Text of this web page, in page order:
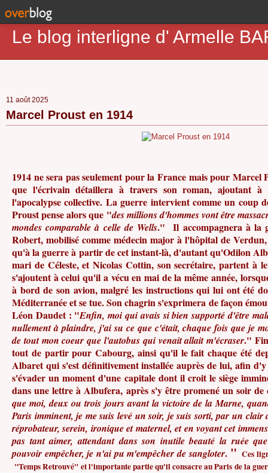
Le blog interligne d' Armelle
11 août 2025
Marcel Proust en 1914
1914 ne sera pas seulement pour la France mais pour Marcel
que l'écrivain détaillera à travers son roman, ajoutant à
l'apocalypse collective. La guerre intervient comme un coup
Proust pense alors que "des millions d'hommes vont être
mondes comparable à celle de Wells." Il accompagnera à la
Robert, mobilisé comme médecin major à l'hôpital de
qu'à la guerre à partir de cet instant-là, d'autant qu'Odilon
mari de Céleste, et Nicolas Cottin, son secrétaire, partent à
s'ajoutent à celui qu'il a vécu en mai de la même année,
à bord de son avion, malgré les instructions qui lui ont été
Méditerranée et se tue. Son chagrin s'exprimera de façon
Léon Daudet : "Enfin, moi qui avais si bien supporté d'être
nullement à plaindre, j'ai su ce que c'était, chaque fois que je
de tout mon coeur que l'autobus qui venait allait m'écraser."
tout de partir pour Cabourg, ainsi qu'il le fait chaque été
Albaret qui s'est définitivement installée auprès de lui, afin
s'évader un moment d'une capitale dont il croit le siège
dans une lettre à Albufera, après s'y être promené un soir
que moi, deux ou trois jours avant la victoire de la Marne,
Paris imminent, je me suis levé un soir, je suis sorti, par un clair
réprobateur, serein, ironique et maternel, et en voyant cet
pas tant aimer, attendant dans son inutile beauté la ruée
pouvoir empêcher, je n'ai pu m'empêcher de sangloter. "Ces
"Temps Retrouvé" et l'importante partie qu'il consacre au Paris de la